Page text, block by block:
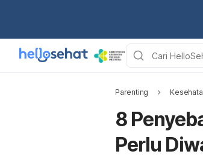
Parenting
8
Perlu